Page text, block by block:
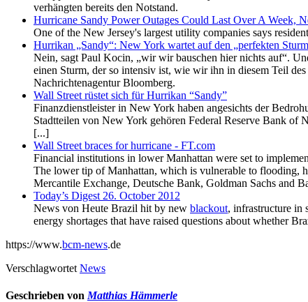
verhängten bereits den Notstand.
Hurricane Sandy Power Outages Could Last Over A Week,
One of the New Jersey's largest utility companies says
Hurrikan „Sandy“: New York wartet auf den „perfekten
Nein, sagt Paul Kocin, „wir wir bauschen hier nichts auf“.
einen Sturm, der so intensiv ist, wie wir ihn in diesem Teil
Nachrichtenagentur Bloomberg.
Wall Street rüstet sich für Hurrikan “Sandy”
Finanzdienstleister in New York haben angesichts der
Stadtteilen von New York gehören Federal Reserve Bank
[...]
Wall Street braces for hurricane - FT.com
Financial institutions in lower Manhattan were set to
The lower tip of Manhattan, which is vulnerable to flooding,
Mercantile Exchange, Deutsche Bank, Goldman Sachs and
Today’s Digest 26. October 2012
News von Heute Brazil hit by new blackout, infrastructure in
energy shortages that have raised questions about whether
https://www.bcm-news.de
Verschlagwortet News
Geschrieben von Matthias Hämmerle